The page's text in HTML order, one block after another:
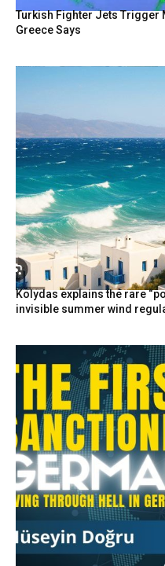
Turkish Fighter Jets Trigger
Greece Says
Kolydas explains the rare
invisible summer wind